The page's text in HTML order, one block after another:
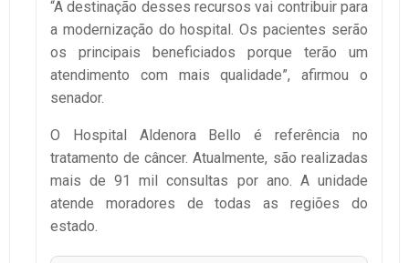
“A destinação desses recursos vai contribuir para
a modernização do hospital. Os pacientes serão
os principais beneficiados porque terão um
atendimento com mais qualidade”, afirmou o
senador.
O Hospital Aldenora Bello é referência no
tratamento de câncer. Atualmente, são realizadas
mais de 91 mil consultas por ano. A unidade
atende moradores de todas as regiões do
estado.